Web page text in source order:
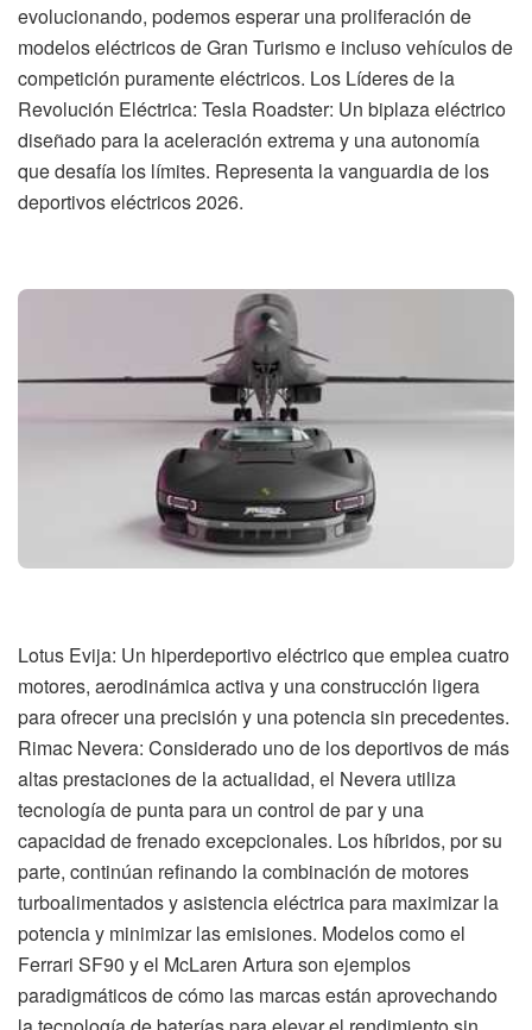
evolucionando, podemos esperar una proliferación de
modelos eléctricos de Gran Turismo e incluso vehículos de
competición puramente eléctricos. Los Líderes de la
Revolución Eléctrica: Tesla Roadster: Un biplaza eléctrico
diseñado para la aceleración extrema y una autonomía
que desafía los límites. Representa la vanguardia de los
deportivos eléctricos 2026.
Lotus Evija: Un hiperdeportivo eléctrico que emplea cuatro
motores, aerodinámica activa y una construcción ligera
para ofrecer una precisión y una potencia sin precedentes.
Rimac Nevera: Considerado uno de los deportivos de más
altas prestaciones de la actualidad, el Nevera utiliza
tecnología de punta para un control de par y una
capacidad de frenado excepcionales. Los híbridos, por su
parte, continúan refinando la combinación de motores
turboalimentados y asistencia eléctrica para maximizar la
potencia y minimizar las emisiones. Modelos como el
Ferrari SF90 y el McLaren Artura son ejemplos
paradigmáticos de cómo las marcas están aprovechando